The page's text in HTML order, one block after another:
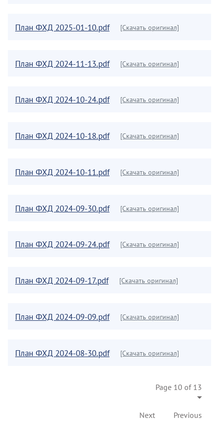
План ФХД 2025-01-10.pdf [Скачать оригинал]
План ФХД 2024-11-13.pdf [Скачать оригинал]
План ФХД 2024-10-24.pdf [Скачать оригинал]
План ФХД 2024-10-18.pdf [Скачать оригинал]
План ФХД 2024-10-11.pdf [Скачать оригинал]
План ФХД 2024-09-30.pdf [Скачать оригинал]
План ФХД 2024-09-24.pdf [Скачать оригинал]
План ФХД 2024-09-17.pdf [Скачать оригинал]
План ФХД 2024-09-09.pdf [Скачать оригинал]
План ФХД 2024-08-30.pdf [Скачать оригинал]
Page 10 of 13
Previous
Next